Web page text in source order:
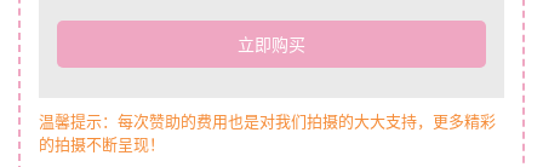
立即购买
温馨提示：每次赞助的费用也是对我们拍摄的大大支持，更多精彩
的拍摄不断呈现！